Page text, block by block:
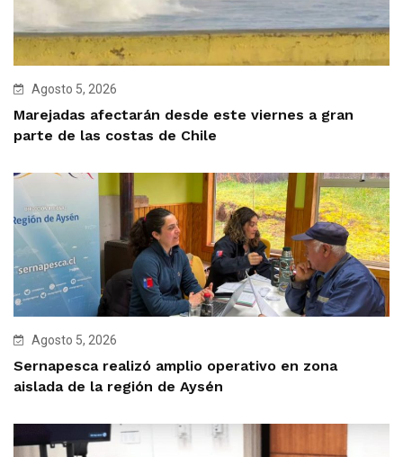
Agosto 5, 2026
Marejadas afectarán desde este viernes a gran
parte de las costas de Chile
Agosto 5, 2026
Sernapesca realizó amplio operativo en zona
aislada de la región de Aysén